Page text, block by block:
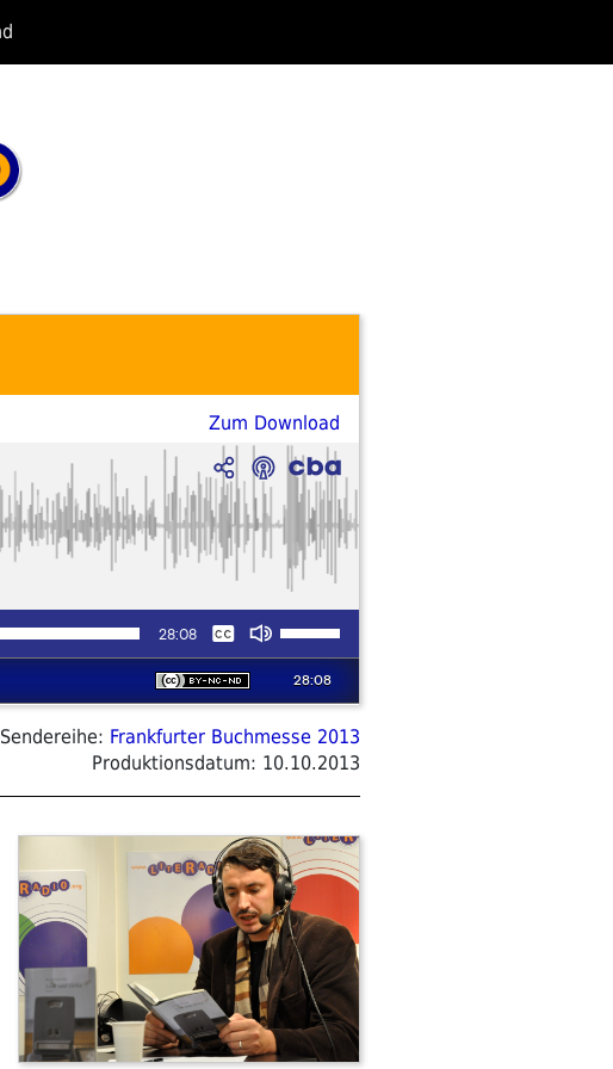
Zum Download
Sendereihe: Frankfurter Buchmesse 2013
Produktionsdatum: 10.10.2013